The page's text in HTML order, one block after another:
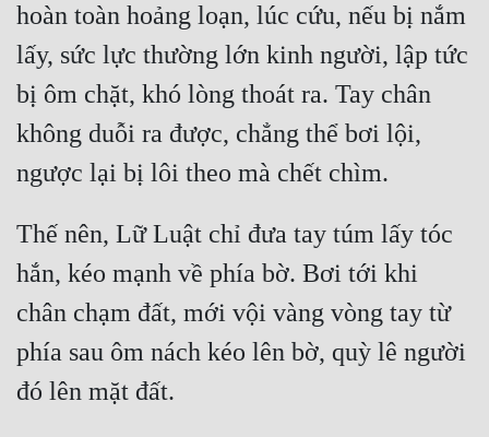
Lịch Sử
Mưu Mô
Mạt Thế
Mỹ Thực
Ngôn Tình
Ngược
Nữ Cường
Nữ Phụ
Phong Thủy - Tâm Linh
hoàn toàn hoảng loạn, lúc cứu, nếu bị nắm
lấy, sức lực thường lớn kinh người, lập tức
bị ôm chặt, khó lòng thoát ra. Tay chân
không duỗi ra được, chẳng thể bơi lội,
Thế nên, Lữ Luật chỉ đưa tay túm lấy tóc
hắn, kéo mạnh về phía bờ. Bơi tới khi
chân chạm đất, mới vội vàng vòng tay từ
phía sau ôm nách kéo lên bờ, quỳ lê người